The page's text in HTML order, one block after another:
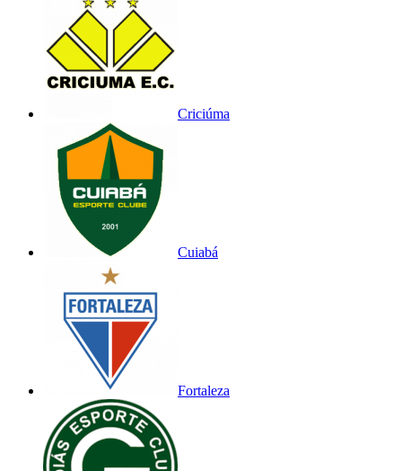
Criciúma
Cuiabá
Fortaleza